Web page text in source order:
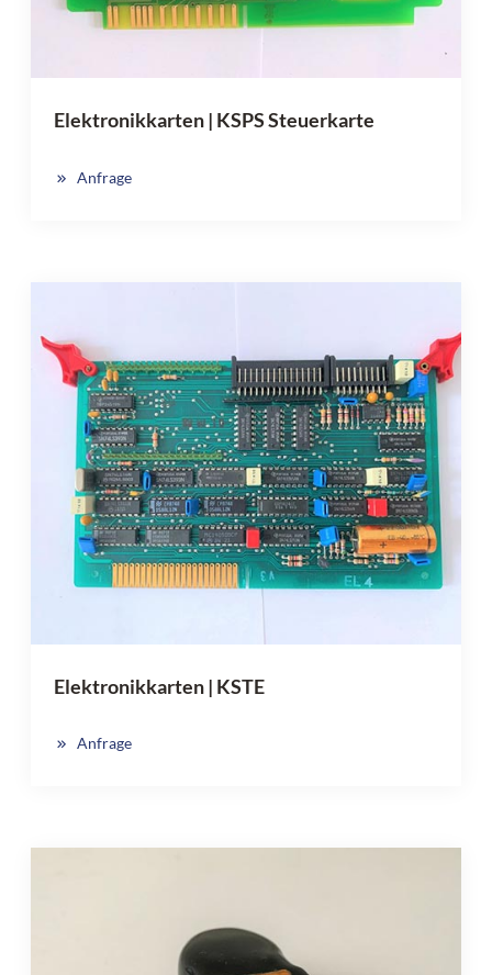
Elektronikkarten | KSPS Steuerkarte
Anfrage
Elektronikkarten | KSTE
Anfrage